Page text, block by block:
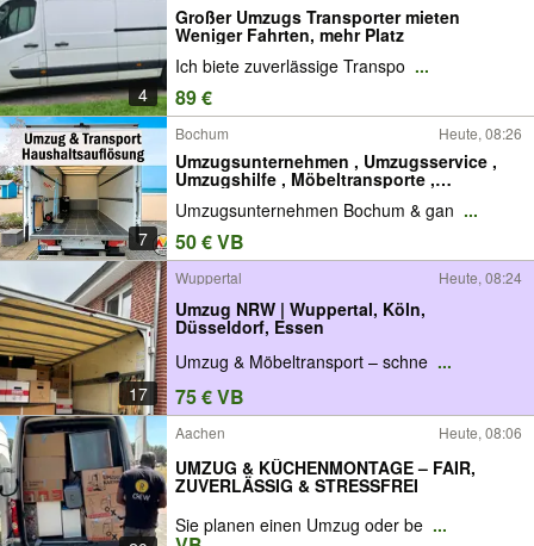
4
Großer Umzugs Transporter mieten
Weniger Fahrten, mehr Platz
Ich biete zuverlässige Transpo ...
89 €
7
Bochum Heute, 08:26
Umzugsunternehmen , Umzugsservice ,
Umzugshilfe , Möbeltransporte ,
Transporter , Möbeltransport ,Möbeltaxi ,
Transporte , Haushaltsauflösung ,
Entrümpelung , Entsorgung
Umzugsunternehmen Bochum & gan ...
50 € VB
17
Wuppertal Heute, 08:24
Umzug NRW | Wuppertal, Köln,
Düsseldorf, Essen
Umzug & Möbeltransport – schne ...
75 € VB
Aachen Heute, 08:06
UMZUG & KÜCHENMONTAGE – FAIR,
ZUVERLÄSSIG & STRESSFREI
Sie planen einen Umzug oder be ...